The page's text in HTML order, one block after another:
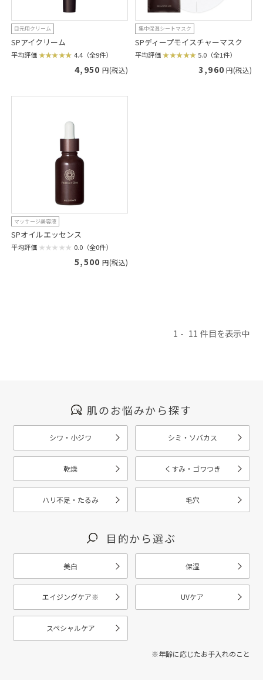
目元用クリーム
SPアイクリーム
平均評価 4.4（全9件）
4,950 円(税込)
集中保湿シートマスク
SPディープモイスチャーマスク
平均評価 5.0（全1件）
3,960 円(税込)
マッサージ美容液
SPオイルエッセンス
平均評価 0.0（全0件）
5,500 円(税込)
1 11
肌のお悩みから探す
シワ・小ジワ シミ・ソバカス
乾燥 くすみ・ゴワつき
ハリ不足・たるみ 毛穴
目的から選ぶ
美白 保湿
エイジングケア※ UVケア
スペシャルケア
※年齢に応じたお手入れのこと